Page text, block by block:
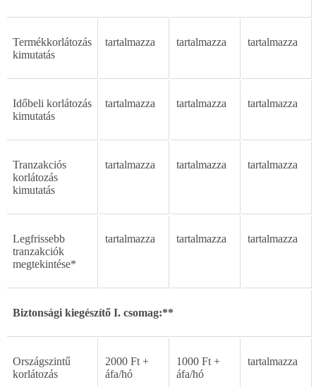
Termékkorlátozás
kimutatás
tartalmazza tartalmazza tartalmazza
Időbeli korlátozás
kimutatás
tartalmazza tartalmazza tartalmazza
Tranzakciós
korlátozás
kimutatás
tartalmazza tartalmazza tartalmazza
Legfrissebb
tranzakciók
megtekintése*
tartalmazza tartalmazza tartalmazza
Biztonsági kiegészítő I. csomag:**
Országszintű
korlátozás
2000 Ft +
áfa/hó
1000 Ft +
áfa/hó
tartalmazza